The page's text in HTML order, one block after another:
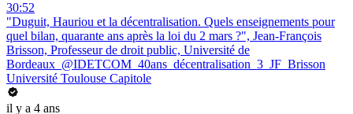
30:52
"Duguit, Hauriou et la décentralisation. Quels enseignements pour
quel bilan, quarante ans après la loi du 2 mars ?", Jean-François
Brisson, Professeur de droit public, Université de
Bordeaux_@IDETCOM_40ans_décentralisation_3_JF_Brisson
Université Toulouse Capitole
il y a 4 ans